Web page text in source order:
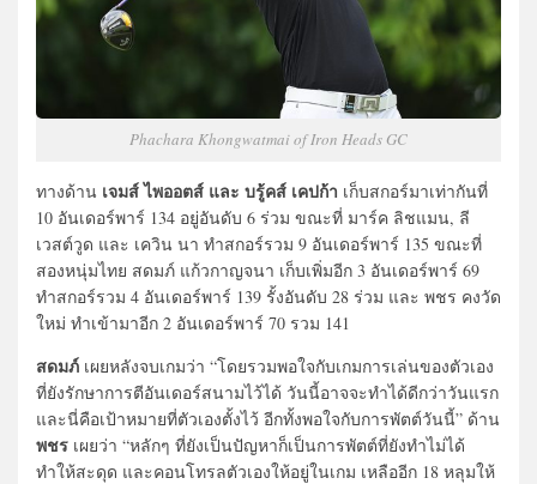
Phachara Khongwatmai of Iron Heads GC
ทางด้าน เจมส์ ไพออตส์ และ บรู้คส์ เคปก้า เก็บสกอร์มาเท่ากันที่
10 อันเดอร์พาร์ 134 อยู่อันดับ 6 ร่วม ขณะที่ มาร์ค ลิชแมน, ลี
เวสต์วูด และ เควิน นา ทำสกอร์รวม 9 อันเดอร์พาร์ 135 ขณะที่
สองหนุ่มไทย สดมภ์ แก้วกาญจนา เก็บเพิ่มอีก 3 อันเดอร์พาร์ 69
ทำสกอร์รวม 4 อันเดอร์พาร์ 139 รั้งอันดับ 28 ร่วม และ พชร คงวัด
ใหม่ ทำเข้ามาอีก 2 อันเดอร์พาร์ 70 รวม 141
สดมภ์ เผยหลังจบเกมว่า “โดยรวมพอใจกับเกมการเล่นของตัวเอง
ที่ยังรักษาการตีอันเดอร์สนามไว้ได้ วันนี้อาจจะทำได้ดีกว่าวันแรก
และนี่คือเป้าหมายที่ตัวเองตั้งไว้ อีกทั้งพอใจกับการพัตต์วันนี้” ด้าน
พชร เผยว่า “หลักๆ ที่ยังเป็นปัญหาก็เป็นการพัตต์ที่ยังทำไม่ได้
ทำให้สะดุด และคอนโทรลตัวเองให้อยู่ในเกม เหลืออีก 18 หลุมให้